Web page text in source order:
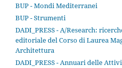
BUP - Mondi Mediterranei
BUP - Strumenti
DADI_PRESS - A/Research:
editoriale del Corso di Laurea
Architettura
DADI_PRESS - Annuari delle